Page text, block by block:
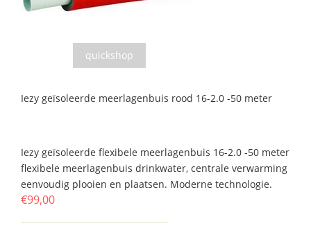
quickshop
Iezy geïsoleerde meerlagenbuis rood 16-2.0 -50 meter
Iezy geïsoleerde flexibele meerlagenbuis 16-2.0 -50 meter
flexibele meerlagenbuis drinkwater, centrale verwarming
eenvoudig plooien en plaatsen. Moderne technologie.
€99,00